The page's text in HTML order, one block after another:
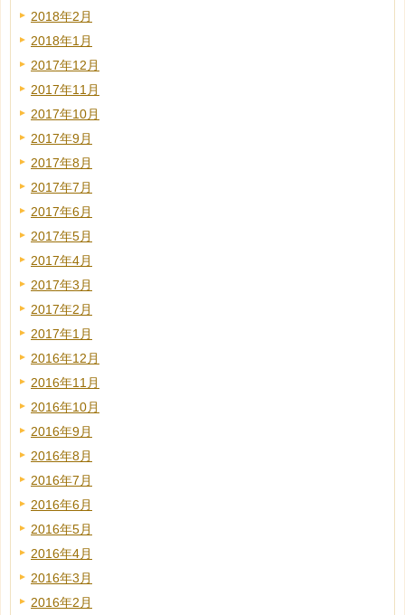
2018年2月
2018年1月
2017年12月
2017年11月
2017年10月
2017年9月
2017年8月
2017年7月
2017年6月
2017年5月
2017年4月
2017年3月
2017年2月
2017年1月
2016年12月
2016年11月
2016年10月
2016年9月
2016年8月
2016年7月
2016年6月
2016年5月
2016年4月
2016年3月
2016年2月